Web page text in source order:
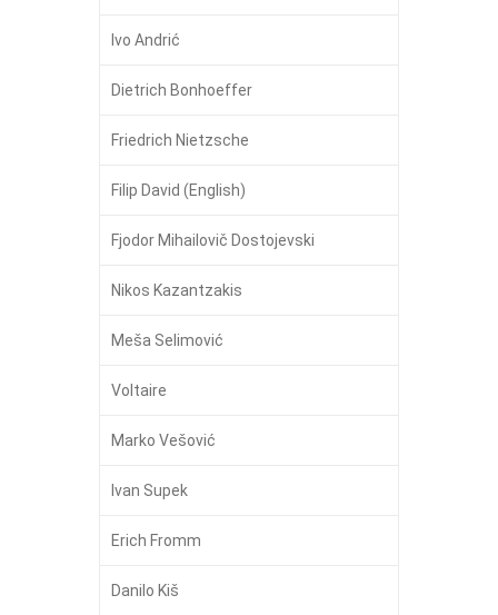
Ivo Andrić
Dietrich Bonhoeffer
Friedrich Nietzsche
Filip David (English)
Fjodor Mihailovič Dostojevski
Nikos Kazantzakis
Meša Selimović
Voltaire
Marko Vešović
Ivan Supek
Erich Fromm
Danilo Kiš